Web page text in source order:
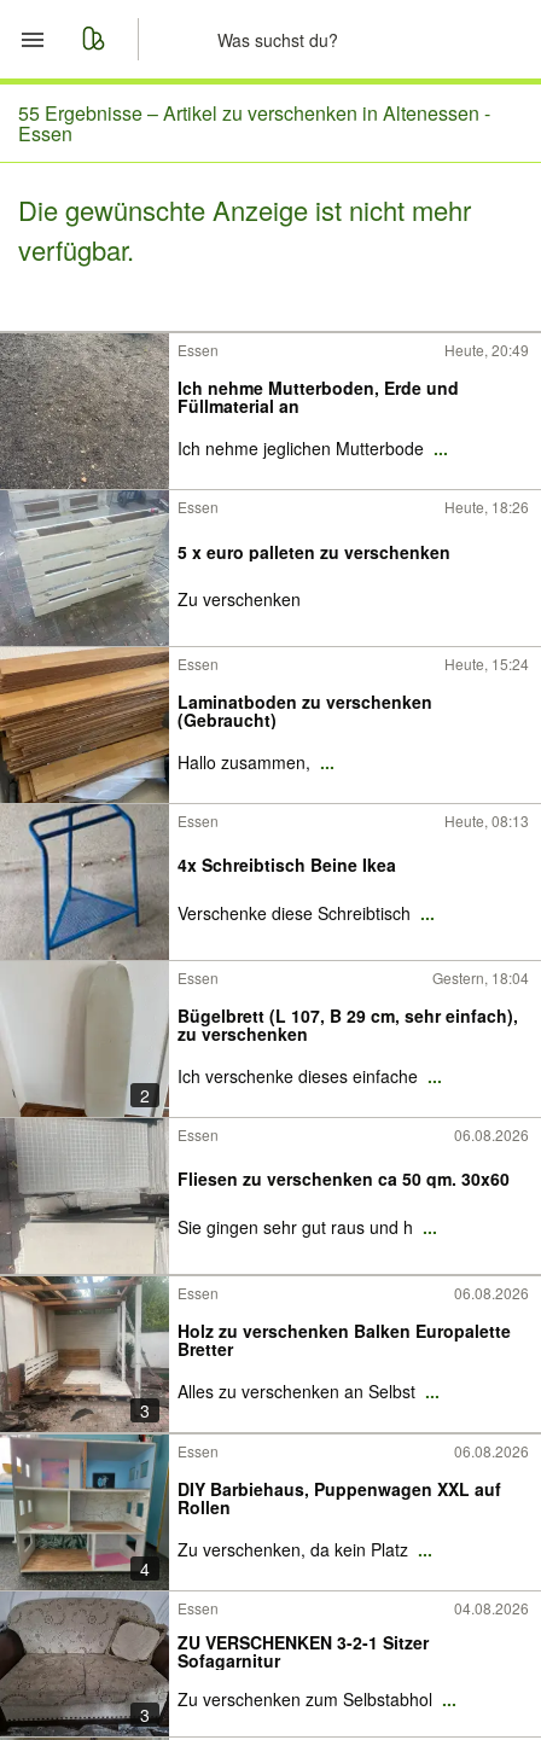
Start
Merkliste
Nachrichten
55 Ergebnisse –Artikel zu verschenken in Altenessen -
Essen
Die gewünschte Anzeige ist nicht mehr
verfügbar.
Essen Heute, 20:49
Ich nehme Mutterboden, Erde und
Füllmaterial an
Ich nehme jeglichen Mutterbode ...
Essen Heute, 18:26
5 x euro palleten zu verschenken
Zu verschenken
Essen Heute, 15:24
Laminatboden zu verschenken
(Gebraucht)
Hallo zusammen, ...
Essen Heute, 08:13
4x Schreibtisch Beine Ikea
Verschenke diese Schreibtisch ...
2
Essen Gestern, 18:04
Bügelbrett (L 107, B 29 cm, sehr einfach),
zu verschenken
Ich verschenke dieses einfache ...
Essen 06.08.2026
Fliesen zu verschenken ca 50 qm. 30x60
Sie gingen sehr gut raus und h ...
3
Essen 06.08.2026
Holz zu verschenken Balken Europalette
Bretter
Alles zu verschenken an Selbst ...
4
Essen 06.08.2026
DIY Barbiehaus, Puppenwagen XXL auf
Rollen
Zu verschenken, da kein Platz ...
3
Essen 04.08.2026
ZU VERSCHENKEN 3-2-1 Sitzer
Sofagarnitur
Zu verschenken zum Selbstabhol ...